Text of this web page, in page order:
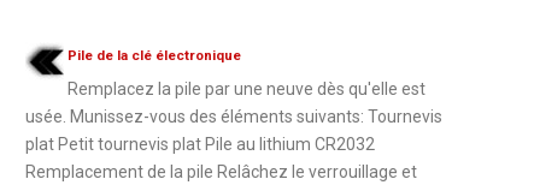
Pile de la clé électronique
Remplacez la pile par une neuve dès qu'elle est
usée. Munissez-vous des éléments suivants: Tournevis
plat Petit tournevis plat Pile au lithium CR2032
Remplacement de la pile Relâchez le verrouillage et